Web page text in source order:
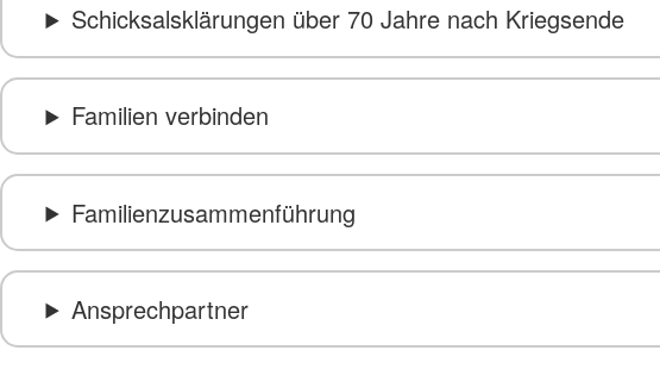
Schicksalsklärungen über 70 Jahre nach Kriegsende
Familien verbinden
Familienzusammenführung
Ansprechpartner